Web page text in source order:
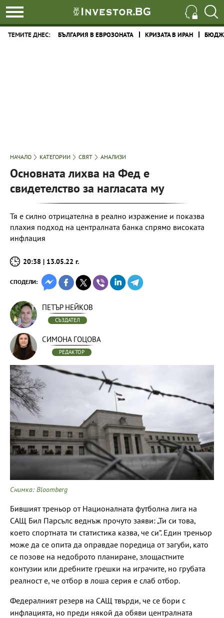
ТЕМИТЕ ДНЕС: БЪЛГАРИЯ В ЕВРОЗОНАТА КРИЗАТА В ИРАН
НАЧАЛО КАТЕГОРИИ СВЯТ АНАЛИЗИ
Основната лихва на Фед е
свидетелство за нагласата му
Тя е силно отрицателна в реално изражение и показва
плахия подход на централната банка спрямо високата
инфлация
20:38 | 13.05.22 г.
СПОДЕЛИ:
ПЕТЪР НЕЙКОВ
СЪЗДАТЕЛ
СИМОНА ГОЦОВА
РЕДАКТОР
Снимка: Bloomberg
Бившият треньор от Националната футболна лига на
САЩ Бил Парсълс веднъж прочуто заяви: „Ти си това,
което спортната ти статистика казва, че си“. Един треньор
може да се опита да оправдае поредица от загуби, като
се позове на недоброто планиране, злощастните
контузии или дребните грешки на играчите, но грубата
реалност е, че отбор в лоша серия е слаб отбор.
Федералният резерв на САЩ твърди, че се бори с
инфлацията, но преди някой да обяви централната